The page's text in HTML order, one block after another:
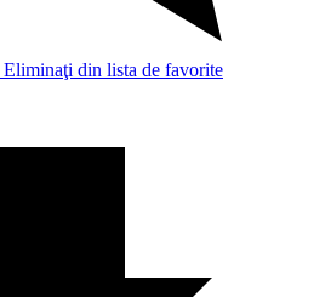
Eliminaţi din lista de favorite